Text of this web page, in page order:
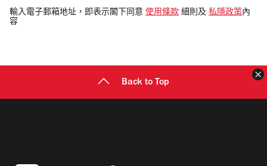
電
郵
輸入電子郵箱地址，即表示閣下同意 使用條款 細則及 私隱政策 內
容
Back to Top